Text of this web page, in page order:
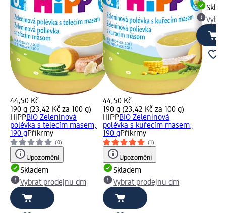
44,50 Kč
190 g (23,42 Kč za 100 g)
HiPPBIO Zeleninová
polévka s telecím masem,
190 gPříkrmy
(0)
Upozornění
Skladem
Vybrat prodejnu dm
44,50 Kč
190 g (23,42 Kč za 100 g)
HiPPBIO Zeleninová
polévka s kuřecím masem,
190 gPříkrmy
(1)
Upozornění
Skladem
Vybrat prodejnu dm